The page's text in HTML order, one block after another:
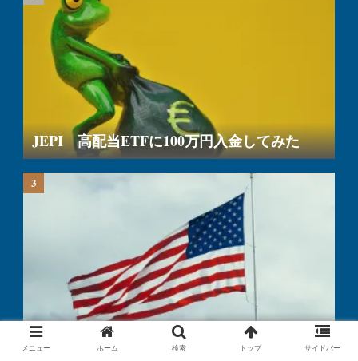
JEPI 高配当ETFに100万円入金してみた
通称 USA360 2年間積立したら・・・
メニュー ホーム 検索 トップ サイドバー